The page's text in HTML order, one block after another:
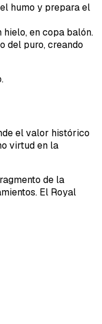
humo y prepara el
en copa balón.
del puro, creando
el valor histórico
virtud en la
de la
El Royal